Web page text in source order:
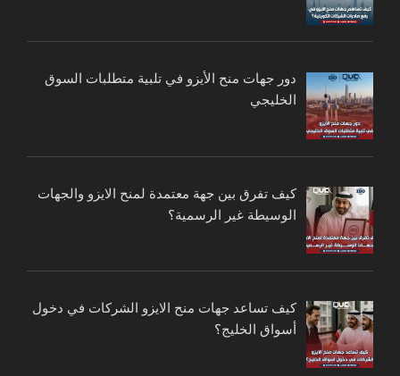
دور جهات منح الأيزو في تلبية متطلبات السوق
الخليجي
كيف تفرق بين جهة معتمدة لمنح الايزو والجهات
الوسيطة غير الرسمية؟
كيف تساعد جهات منح الايزو الشركات في دخول
أسواق الخليج؟